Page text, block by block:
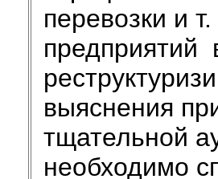
перевозки и
предприятий
выяснения
тщательной
необходимо